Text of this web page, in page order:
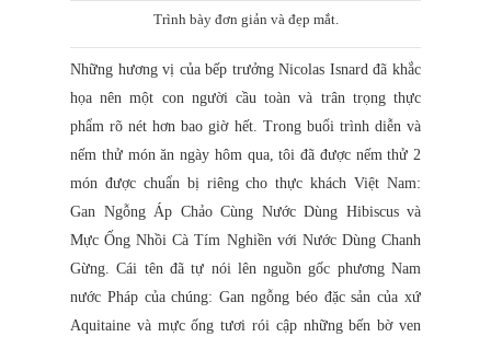
Trình bày đơn giản và đẹp mắt.
Những hương vị của bếp trưởng Nicolas Isnard đã khắc
họa nên một con người cầu toàn và trân trọng thực
phẩm rõ nét hơn bao giờ hết. Trong buổi trình diễn và
nếm thử món ăn ngày hôm qua, tôi đã được nếm thử 2
món được chuẩn bị riêng cho thực khách Việt Nam:
Gan Ngỗng Áp Chảo Cùng Nước Dùng Hibiscus và
Mực Ống Nhồi Cà Tím Nghiền với Nước Dùng Chanh
Gừng. Cái tên đã tự nói lên nguồn gốc phương Nam
nước Pháp của chúng: Gan ngỗng béo đặc sản của xứ
Aquitaine và mực ống tươi rói cập những bến bờ ven